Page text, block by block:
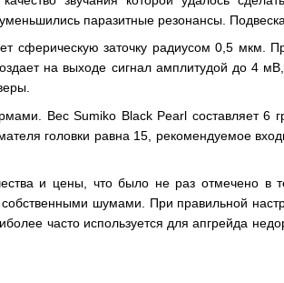
паразитные резонансы.
сферическую заточку радиусом 0,5 мкм.
на выходе сигнал амплитудой до 4
Вес Sumiko Black Pearl составляет
головки равна 15, рекомендуемое
и цены, что было не раз отмечено в
шумами. При правильной
часто используется для апгрейда